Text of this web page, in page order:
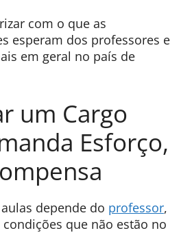
com o que as
esperam dos professores e
em geral no país de
um Cargo
Esforço,
depende do professor,
que não estão no